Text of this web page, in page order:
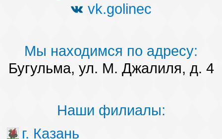
vk.golinec
Мы находимся по адресу:
Бугульма, ул. М. Джалиля, д. 4
Наши филиалы:
г. Казань